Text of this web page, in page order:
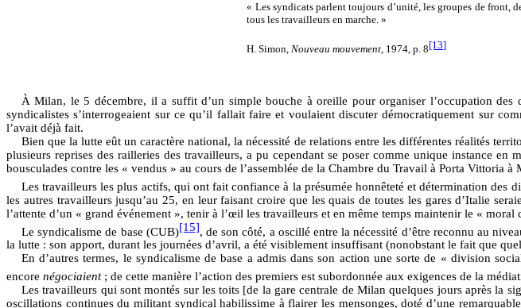
« Les syndicats parlent toujours d’unité, les groupes de front,
tous les travailleurs en marche. »
H. Simon,Nouveau mouvement, 1974, p. 8[13]
À Milan, le 5 décembre, il a suffit d’un simple bouche à oreille pour organiser l’occupation
syndicalistes s’interrogeaient sur ce qu’il fallait faire et voulaient discuter démocratiquement sur
l’avait déjà fait.
Bien que la lutte eût un caractère national, la nécessité de relations entre les différentes réalités
plusieurs reprises des railleries des travailleurs, a pu cependant se poser comme unique instance
bousculades contre les « vendus » au cours de l’assemblée de la Chambre du Travail à Porta Vittoria
Les travailleurs les plus actifs, qui ont fait confiance à la présumée honnêteté et détermination
les autres travailleurs jusqu’au 25, en leur faisant croire que les quais de toutes les gares d’Italie
l’attente d’un « grand événement », tenir à l’œil les travailleurs et en même temps maintenir le « moral
Le syndicalisme de base (CUB)[15], de son côté, a oscillé entre la nécessité d’être reconnu au
la lutte : son apport, durant les journées d’avril, a été visiblement insuffisant (nonobstant le fait que
En d’autres termes, le syndicalisme de base a admis dans son action une sorte de « division
encore négociaient ; de cette manière l’action des premiers est subordonnée aux exigences de la
Les travailleurs qui sont montés sur les toits [de la gare centrale de Milan quelques jours après la
oscillations continues du militant syndical habilissime à flairer les mensonges, doté d’une